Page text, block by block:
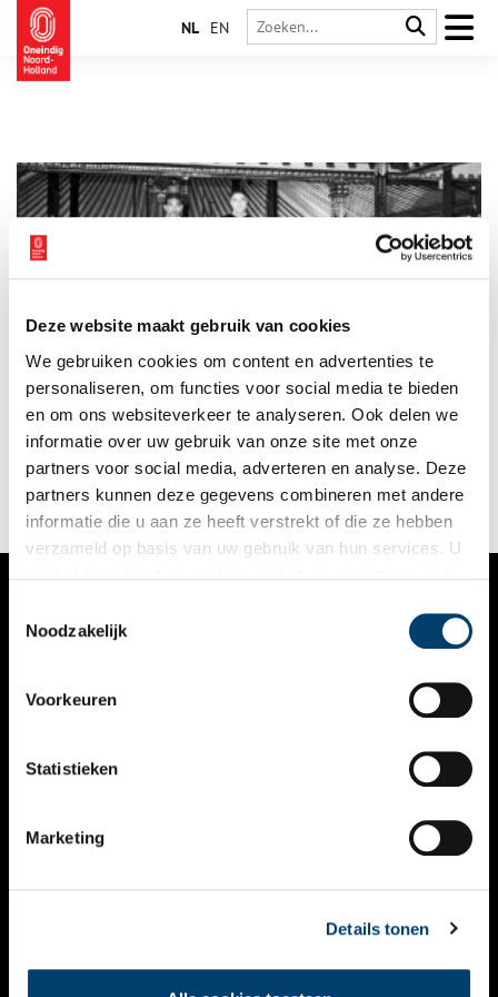
Deze website maakt gebruik van cookies
We gebruiken cookies om content en advertenties te
personaliseren, om functies voor social media te bieden
en om ons websiteverkeer te analyseren. Ook delen we
informatie over uw gebruik van onze site met onze
partners voor social media, adverteren en analyse. Deze
partners kunnen deze gegevens combineren met andere
informatie die u aan ze heeft verstrekt of die ze hebben
verzameld op basis van uw gebruik van hun services. U
Noodzakelijk
Voorkeuren
Statistieken
Marketing
Details tonen
NL EN
op het lyceum in Haarlem belandde
Waar kom je tegenwoordig nog een prins in het wild tegen? In
de jaren 1930 was het antwoord: op het Gemeentelijk Lyceum
in Haarlem. Daar ging kroonprins Dorodjatun van Yogyakarta
naar de middelbare school. Haarlemmers kenden hem als
‘Sultan Henkie’.
VERHALEN
KALENDER
THEMA’S
VIDEO’S
CONTACT